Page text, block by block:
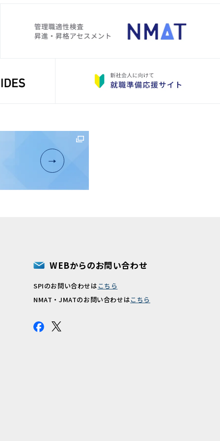
WEBからのお問い合わせ
SPIのお問い合わせは こちら
NMAT・JMATのお問い合わせはこちら